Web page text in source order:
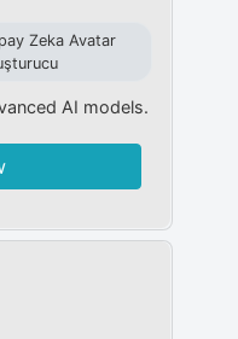
Zeka Avatar
AI models.